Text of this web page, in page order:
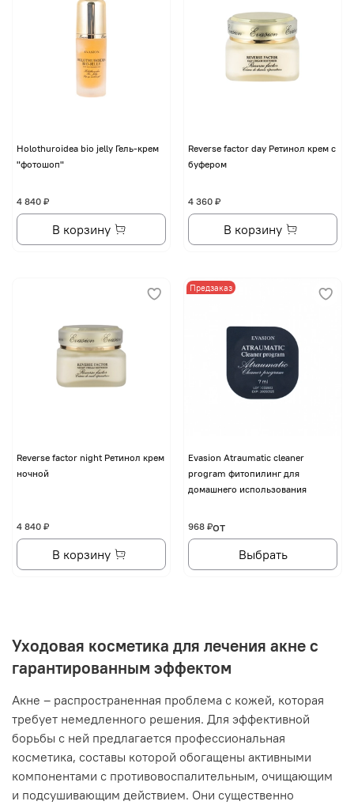
Holothuroidea bio jelly Гель-крем
"фотошоп"
4 840 ₽
В корзину
Reverse factor day Ретинол крем с
буфером
4 360 ₽
В корзину
Reverse factor night Ретинол крем
ночной
4 840 ₽
В корзину
Предзаказ
Evasion Atraumatic cleaner
program фитопилинг для
домашнего использования
от
968 ₽
Выбрать
Уходовая косметика для лечения акне с
гарантированным эффектом
Акне – распространенная проблема с кожей, которая
требует немедленного решения. Для эффективной
борьбы с ней предлагается профессиональная
косметика, составы которой обогащены активными
компонентами с противовоспалительным, очищающим
и подсушивающим действием. Они существенно